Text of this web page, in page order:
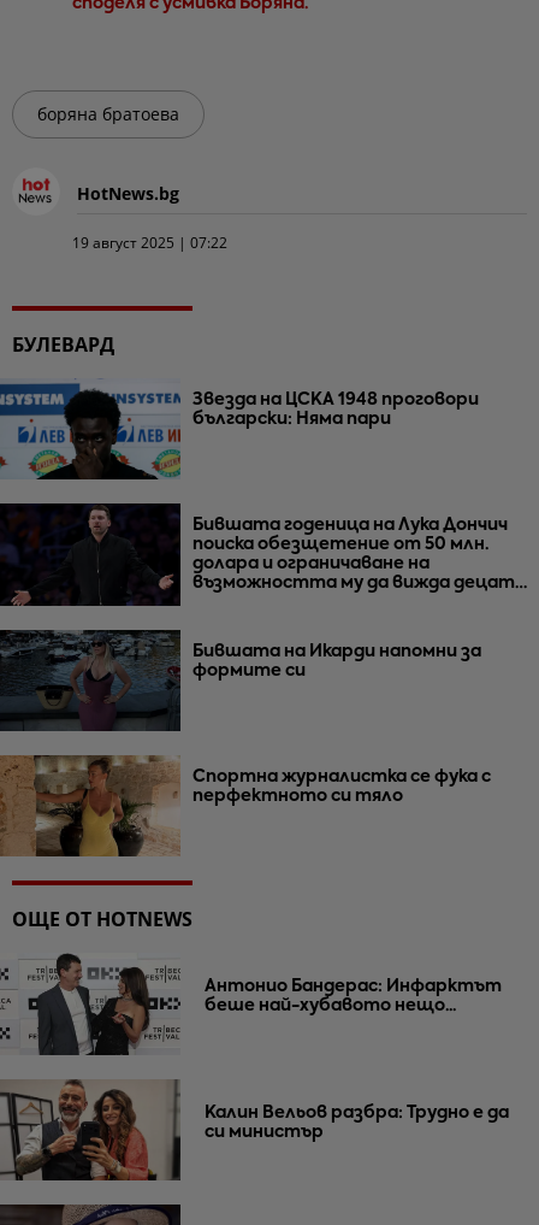
споделя с усмивка Боряна.
боряна братоева
HotNews.bg
19 август 2025 | 07:22
БУЛЕВАРД
Звезда на ЦСКА 1948 проговори
български: Няма пари
Бившата годеница на Лука Дончич
поиска обезщетение от 50 млн.
долара и ограничаване на
възможността му да вижда децата
Бившата на Икарди напомни за
формите си
Спортна журналистка се фука с
перфектното си тяло
ОЩЕ ОТ HOTNEWS
Антонио Бандерас: Инфарктът
беше най-хубавото нещо...
Калин Вельов разбра: Трудно е да
си министър